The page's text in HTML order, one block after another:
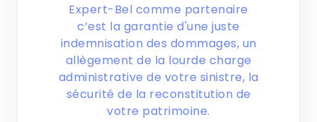
Expert-Bel comme partenaire
c’est la garantie d'une juste
indemnisation des dommages, un
allègement de la lourde charge
administrative de votre sinistre, la
sécurité de la reconstitution de
votre patrimoine.